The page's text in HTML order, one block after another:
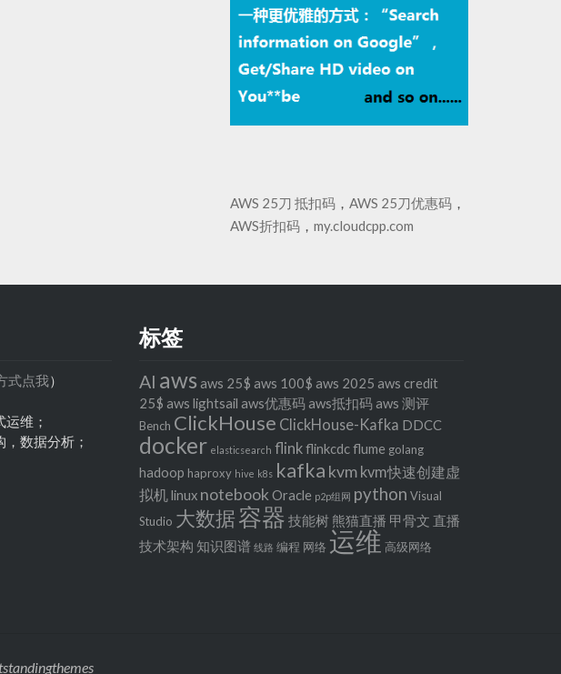
AWS 25刀 抵扣码， AWS 25刀优惠码，
AWS折扣码， my.cloudcpp.com
式点我）
维；
数据分析；
标签
AI aws aws 25$ aws 100$ aws 2025 aws credit
25$ aws lightsail aws优惠码 aws抵扣码 aws 测评
Bench ClickHouse ClickHouse-Kafka DDCC
docker elasticsearch flinkflinkcdcflume golang
hadoop haproxy hive k8s kafka kvm kvm快速创建虚
拟机linux notebook Oracle p2p组网 python Visual
Studio 大数据容器 技能树 熊猫直播 甲骨文 直播
技术架构 知识图谱 线路 编程 网络 运维 高级网络